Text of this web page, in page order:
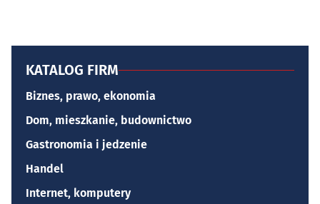
KATALOG FIRM
Biznes, prawo, ekonomia
Dom, mieszkanie, budownictwo
Gastronomia i jedzenie
Handel
Internet, komputery